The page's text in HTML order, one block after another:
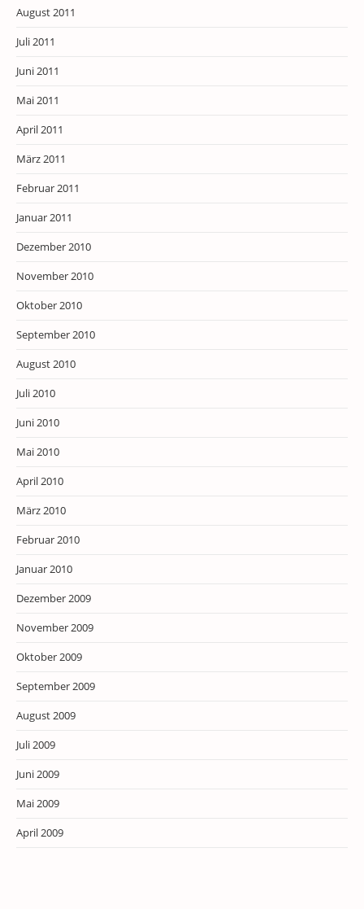
August 2011
Juli 2011
Juni 2011
Mai 2011
April 2011
März 2011
Februar 2011
Januar 2011
Dezember 2010
November 2010
Oktober 2010
September 2010
August 2010
Juli 2010
Juni 2010
Mai 2010
April 2010
März 2010
Februar 2010
Januar 2010
Dezember 2009
November 2009
Oktober 2009
September 2009
August 2009
Juli 2009
Juni 2009
Mai 2009
April 2009